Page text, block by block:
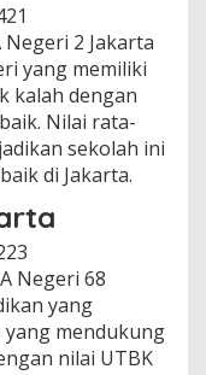
Negeri 2 Jakarta
yang memiliki
kalah dengan
Nilai rata-
sekolah ini
di Jakarta.
Negeri 68
yang
mendukung
nilai UTBK